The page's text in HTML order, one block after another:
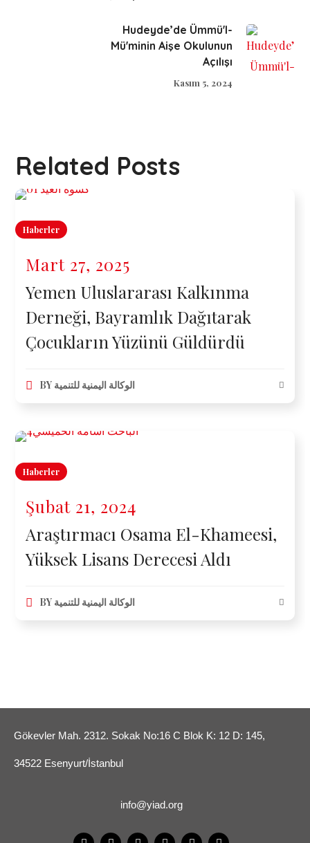
Hudeyde’de Ümmü'l-
Mü'minin Aişe Okulunun
Açılışı
Kasım 5, 2024
Related Posts
Haberler
Mart 27, 2025
Yemen Uluslararası Kalkınma
Derneği, Bayramlık Dağıtarak
Çocukların Yüzünü Güldürdü
BY الوكالة اليمنية للتنمية
Haberler
Şubat 21, 2024
Araştırmacı Osama El-Khameesi,
Yüksek Lisans Derecesi Aldı
BY الوكالة اليمنية للتنمية
Gökevler Mah. 2312. Sokak No:16 C Blok K: 12 D: 145,
34522 Esenyurt/İstanbul
info@yiad.org